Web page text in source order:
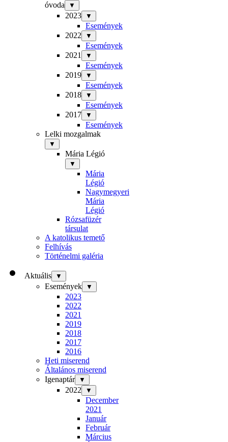
óvoda
▼
2023 ▼
Események
2022
▼
Események
2021
▼
Események
2019
▼
Események
2018
▼
Események
2017
▼
Események
Lelki mozgalmak
▼
Mária Légió
▼
Mária
Légió
Nagymegyeri
Mária
Légió
Rózsafüzér
társulat
A katolikus temető
Felhívás
Történelmi galéria
Aktuális ▼
Események ▼
2023
2022
2021
2019
2018
2017
2016
Heti miserend
Általános miserend
Igenaptár
▼
2022 ▼
December
2021
Január
Február
Március